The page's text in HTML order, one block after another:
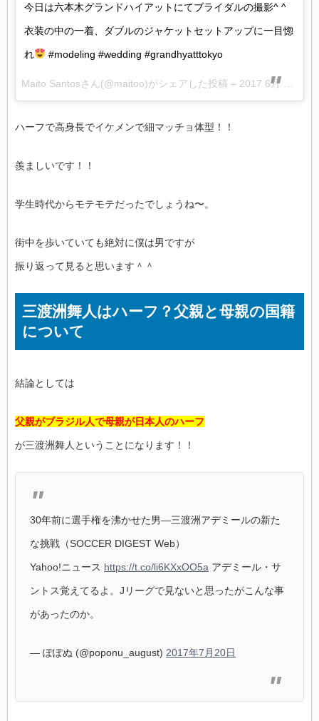
今日は六本木グランドハイアットにてブライダルの撮影^ ^
衣装の中の一着、ダブルのジャケットセットアップに一目惚
れ #modeling #wedding #grandhyatttokyo
Maito Santosさん(@maitoo)がシェアした投稿 – 2017 6月 2 2:05午前 PDT
ハーフで高身長でイケメンで細マッチョ体型！！
羨ましいです！！
学生時代からモテモテだったでしょうね〜。
街中を歩いていても絶対に僕は男ですが
振り返って見ると思います＾＾
三渡洲舞人はハーフ？父親と母親の国籍
について
結論としては
父親がブラジル人で母親が日本人のハーフ
が三渡洲舞人ということになります！！
30年前に選手権を沸かせた男―三渡洲アデミールの新た
な挑戦（SOCCER DIGEST Web）
Yahoo!ニュース https://t.co/li6KXxOO5a アデミール・サ
ントス覚えてるよ。Jリーグで見ないと思ったがこんな事
があったのか。
— ぽぽぬ (@poponu_august) 2017年7月20日